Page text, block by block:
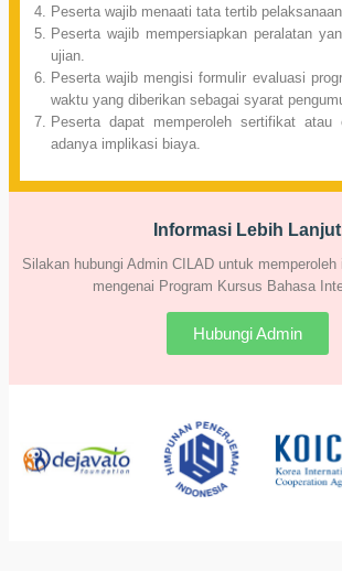
Peserta wajib menaati tata tertib
Peserta wajib mempersiapkan peralatan
ujian.
Peserta wajib mengisi formulir evaluasi
waktu yang diberikan sebagai syarat
Peserta dapat memperoleh sertifikat atau
adanya implikasi biaya.
Informasi Lebih Lanjut
Silakan hubungi Admin CILAD untuk
mengenai Program Kursus Bahasa
Hubungi Admin